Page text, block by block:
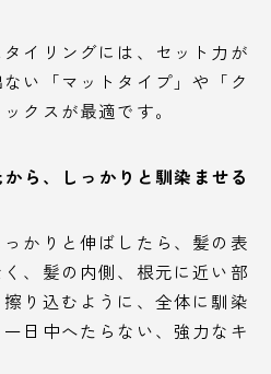
イリングには、セット力が
い「マットタイプ」や「ク
クスが最適です。
ら、しっかりと馴染ませる
かりと伸ばしたら、髪の表
、髪の内側、根元に近い部
り込むように、全体に馴染
日中へたらない、強力なキ